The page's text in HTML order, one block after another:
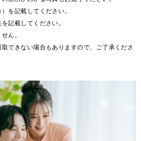
を記載してください。
記載してください。
ん。
できない場合もありますので、ご了承くださ